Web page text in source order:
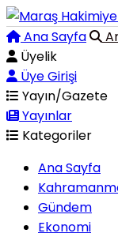
Ana Sayfa
Üyelik
Üye Girişi
Yayın/Gazete
Yayınlar
Kategoriler
Ana Sayfa
Gündem
Ekonomi